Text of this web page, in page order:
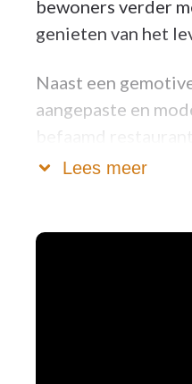
bewoners verder
genieten van het
Naast een
aangepaste en
befaamd
Verder hebben we
Lees meer